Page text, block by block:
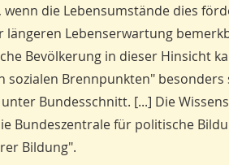
die Lebensumstände dies
längeren Lebenserwartung
Bevölkerung in dieser Hinsicht
Brennpunkten" besonders
Bundesschnitt. [...] Die
Bundeszentrale für politische
Bildung".